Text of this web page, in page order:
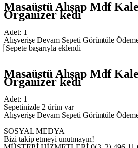
Masaüstü Ahşap Mdf
Organizer kedi
Adet: 1
Alışverişe Devam Sepeti Görüntüle
Sepete başarıyla eklendi
Masaüstü Ahşap Mdf
Organizer kedi
Adet: 1
Sepetinizde 2 ürün var
Alışverişe Devam Sepeti Görüntüle
SOSYAL MEDYA
Bizi takip etmeyi unutmayın!